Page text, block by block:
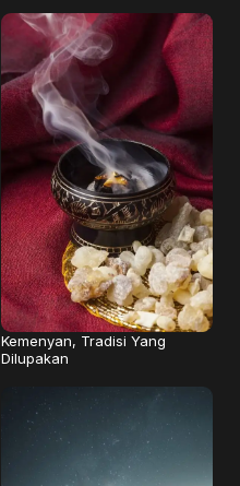
Kemenyan, Tradisi Yang
Dilupakan